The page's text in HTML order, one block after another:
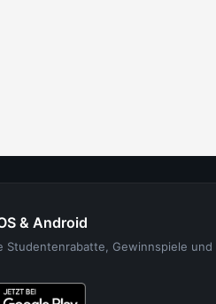
& Android
Studentenrabatte, Gewinnspiele und